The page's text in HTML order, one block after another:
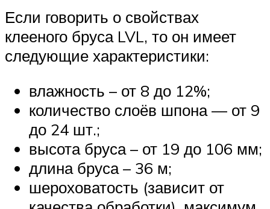
Если говорить о свойствах
клееного бруса LVL, то он имеет
следующие характеристики:
влажность – от 8 до 12%;
количество слоёв шпона — от 9
до 24 шт.;
высота бруса – от 19 до 106 мм;
длина бруса – 36 м;
шероховатость (зависит от